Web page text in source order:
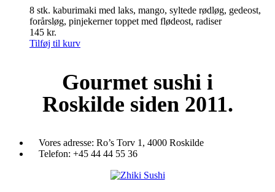
8 stk. kaburimaki med laks, mango, syltede rødløg, gedeost,
forårsløg, pinjekerner toppet med flødeost, radiser
145 kr.
Tilføj til kurv
Gourmet sushi i
Roskilde siden 2011.
Vores adresse: Ro’s Torv 1, 4000 Roskilde
Telefon: +45 44 44 55 36